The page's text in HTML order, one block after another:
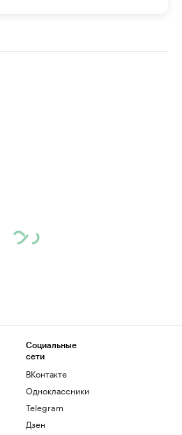
Социальные
сети
ВКонтакте
Одноклассники
Telegram
Дзен